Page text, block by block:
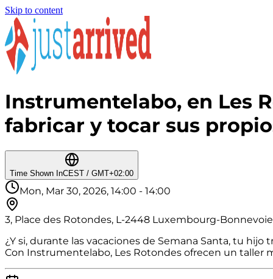
Skip to content
Instrumentelabo, en Les
fabricar y tocar sus
Time Shown InCEST / GMT+02:00
Mon, Mar 30, 2026, 14:00 - 14:00
3, Place des Rotondes, L-2448 Luxembourg-
¿Y si, durante las vacaciones de Semana Santa, tu
Con Instrumentelabo, Les Rotondes ofrecen un taller